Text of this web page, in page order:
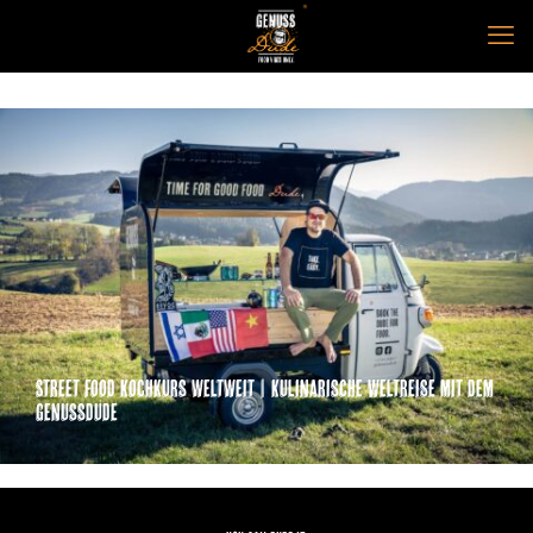
Street Food Kochkurs weltweit | Kulinarische Weltreise mit dem
Genussdude